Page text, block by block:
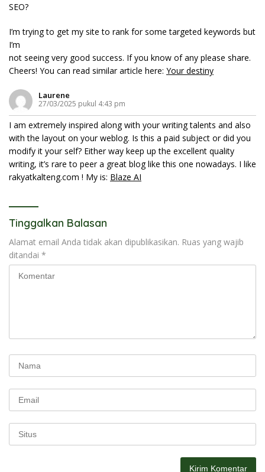
SEO?
I’m trying to get my site to rank for some targeted keywords but
I’m
not seeing very good success. If you know of any please share.
Cheers! You can read similar article here: Your destiny
Laurene
27/03/2025 pukul 4:43 pm
I am extremely inspired along with your writing talents and also
with the layout on your weblog. Is this a paid subject or did you
modify it your self? Either way keep up the excellent quality
writing, it’s rare to peer a great blog like this one nowadays. I like
rakyatkalteng.com ! My is: Blaze AI
Tinggalkan Balasan
Alamat email Anda tidak akan dipublikasikan. Ruas yang wajib
ditandai *